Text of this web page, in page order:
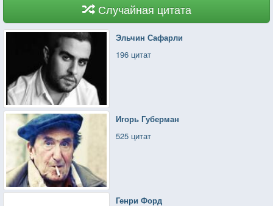
Случайная цитата
Эльчин Сафарли
196 цитат
Игорь Губерман
525 цитат
Генри Форд